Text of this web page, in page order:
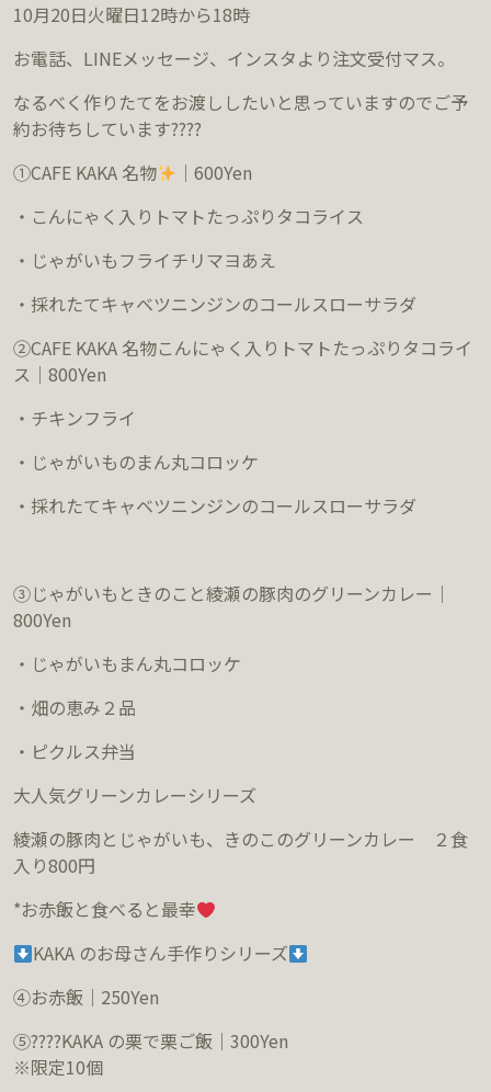
10月20日火曜日12時から18時
お電話、 LINEメッセージ、インスタより注文受付マス。
なるべく作りたてをお渡ししたいと思っていますのでご予
約お待ちしています????
①CAFE KAKA 名物
｜600Yen
・こんにゃく入りトマトたっぷりタコライス
・じゃがいもフライチリマヨあえ
・採れたてキャベツニンジンのコールスローサラダ
②CAFE KAKA 名物こんにゃく入りトマトたっぷりタコライ
ス｜800Yen
・チキンフライ
・じゃがいものまん丸コロッケ
・採れたてキャベツニンジンのコールスローサラダ
③じゃがいもときのこと綾瀬の豚肉のグリーンカレー｜
800Yen
・じゃがいもまん丸コロッケ
・ 畑の恵み２品
・ピクルス弁当
大人気グリーンカレーシリーズ
綾瀬の豚肉とじゃがいも、きのこのグリーンカレー ２食
入り800円
*お赤飯と食べると最幸
KAKA のお母さん手作りシリーズ
④お赤飯｜ 250Yen
⑤????KAKA の栗で栗ご飯｜300Yen
※限定10個